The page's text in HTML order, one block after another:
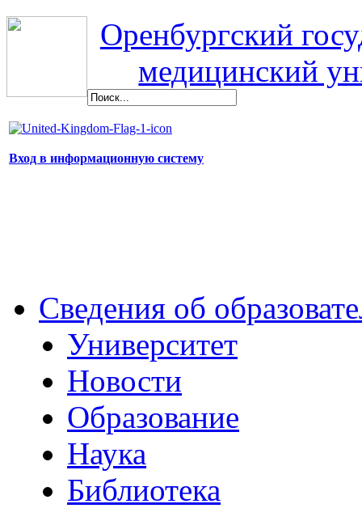
Оренбургский
медицинский
Вход в информационную систему
Сведения об
Университет
Новости
Образование
Наука
Библиотека